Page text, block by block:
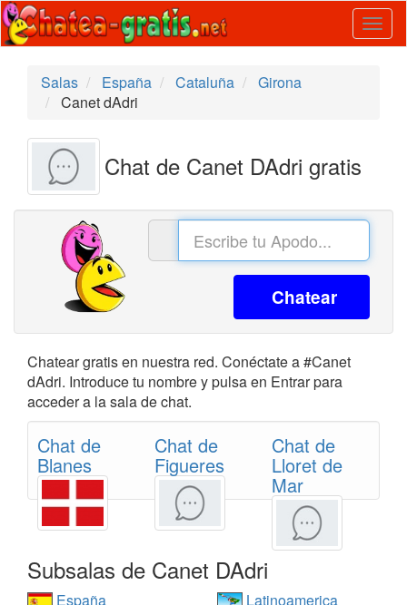
Salas
España Cataluña
Girona
Canet dAdri
Chat de Canet DAdri gratis
Chatear
Chatear gratis en nuestra red. Conéctate a #Canet
dAdri. Introduce tu nombre y pulsa en Entrar para
acceder a la sala de chat.
Chat de
Blanes
Chat de
Figueres
Chat de
Lloret de
Mar
Subsalas de Canet DAdri
España
Latinoamerica